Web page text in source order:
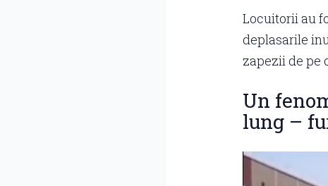
Locuitorii au
deplasarile
zapezii de pe
Un
lung –